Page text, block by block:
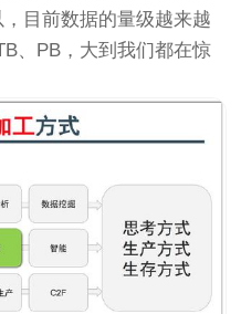
目前数据的量级越来越
、PB，大到我们都在惊